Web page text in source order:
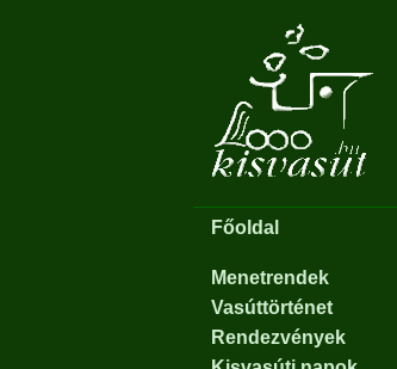
Főoldal
Menetrendek
Vasúttörténet
Rendezvények